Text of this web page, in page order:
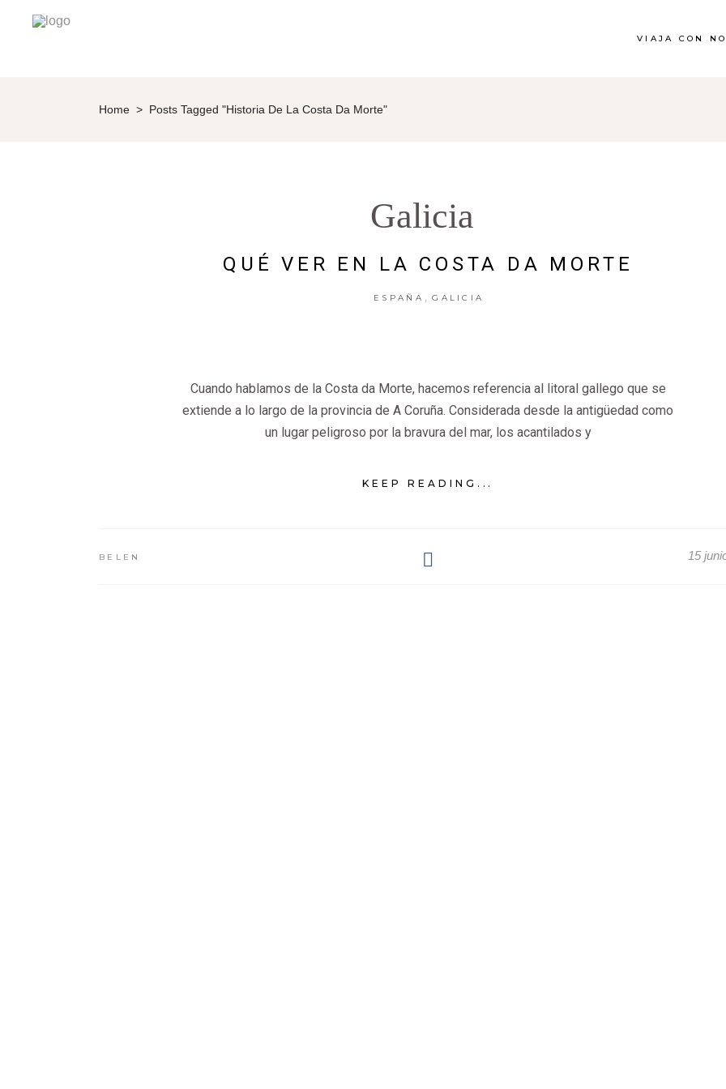
VIAJA CON
Home > Posts Tagged "Historia De La Costa Da Morte"
Galicia
QUÉ VER EN LA COSTA DA MORTE
ESPAÑA GALICIA
Cuando hablamos de la Costa da Morte, hacemos referencia al litoral gallego que se
extiende a lo largo de la provincia de A Coruña. Considerada desde la antigüedad como
un lugar peligroso por la bravura del mar, los acantilados y
KEEP READING...
BELEN 15